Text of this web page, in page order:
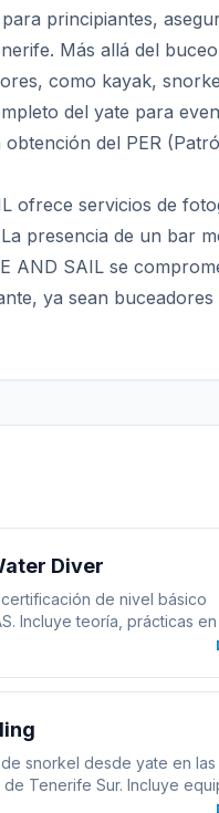
principiantes,
Más allá del
como kayak,
del yate para
del PER
ofrece servicios de
presencia de un bar
AND SAIL se
ya sean buceadores
Diver
de nivel básico
Incluye teoría, prácticas
en aguas abiertas
multilingües
snorkel desde yate en las
de Tenerife Sur. Incluye
y guía. Apto para toda la